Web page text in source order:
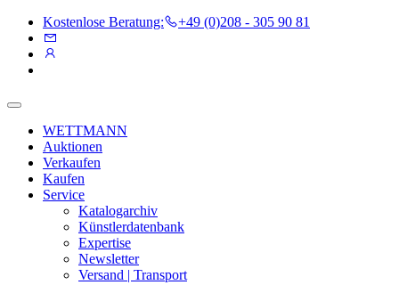
Kostenlose Beratung: +49 (0)208 - 305 90 81
WETTMANN
Auktionen
Verkaufen
Kaufen
Service
Katalogarchiv
Künstlerdatenbank
Expertise
Newsletter
Versand | Transport